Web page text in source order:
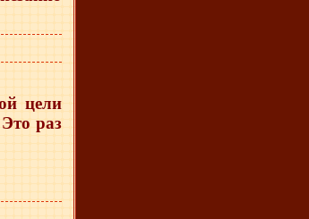
цели
раз